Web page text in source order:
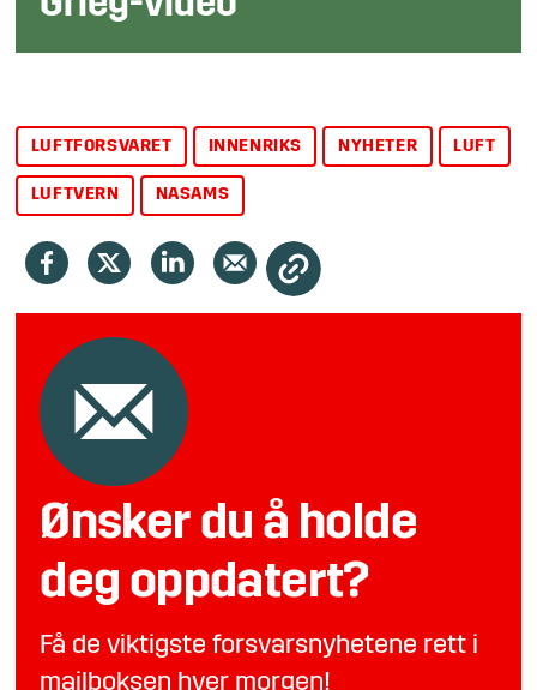
LUFTFORSVARET INNENRIKS NYHETER LUFT
LUFTVERN NASAMS
Ønsker du å holde
deg oppdatert?
Få de viktigste forsvarsnyhetene rett i
mailboksen hver morgen!